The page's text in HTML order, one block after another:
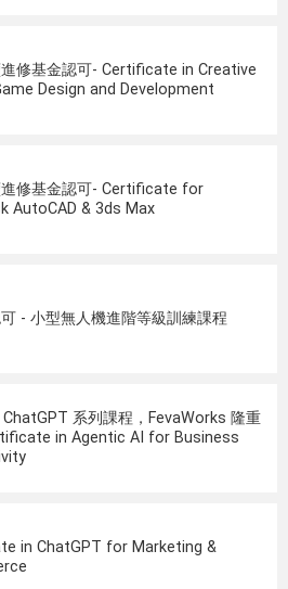
進修基金認可- Certificate in Creative
Design and Development
進修基金認可- Certificate for
AutoCAD & 3ds Max
- 小型無人機進階等級訓練課程
ChatGPT 系列課程，FevaWorks 隆重
in Agentic AI for Business
in ChatGPT for Marketing &